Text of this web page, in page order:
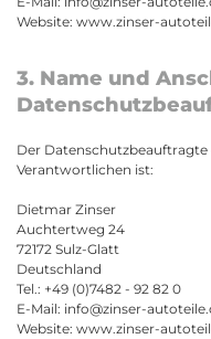
Website: www.zinser-
3. Name und
Der Datenschutzbeauftragte
Verantwortlichen ist:
Dietmar Zinser
Auchtertweg 24
72172 Sulz-Glatt
Deutschland
Tel.: +49 (0)7482 - 92 82 0
E-Mail: info@zinser-
Website: www.zinser-